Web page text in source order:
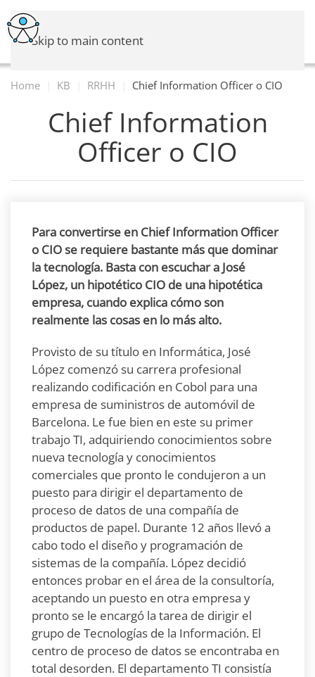
Skip to main content
Home KB RRHH Chief Information Officer o CIO
Chief Information
Officer o CIO
Para convertirse en Chief Information Officer
o CIO se requiere bastante más que dominar
la tecnología. Basta con escuchar a José
López, un hipotético CIO de una hipotética
empresa, cuando explica cómo son
realmente las cosas en lo más alto.
Provisto de su título en Informática, José
López comenzó su carrera profesional
realizando codificación en Cobol para una
empresa de suministros de automóvil de
Barcelona. Le fue bien en este su primer
trabajo TI, adquiriendo conocimientos sobre
nueva tecnología y conocimientos
comerciales que pronto le condujeron a un
puesto para dirigir el departamento de
proceso de datos de una compañía de
productos de papel. Durante 12 años llevó a
cabo todo el diseño y programación de
sistemas de la compañía. López decidió
entonces probar en el área de la consultoría,
aceptando un puesto en otra empresa y
pronto se le encargó la tarea de dirigir el
grupo de Tecnologías de la Información. El
centro de proceso de datos se encontraba en
total desorden. El departamento TI consistía